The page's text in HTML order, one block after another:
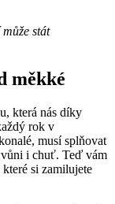
stát
měkké
která nás díky
rok v
musí splňovat
i chuť. Teď vám
si zamilujete